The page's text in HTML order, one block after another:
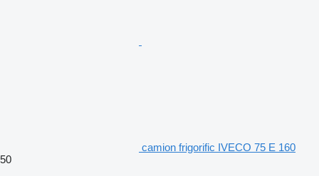
camion frigorific IVECO 75 E 160
50